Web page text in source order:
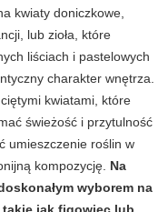
kwiaty doniczkowe,
lub zioła, które
liściach i pastelowych
charakter wnętrza.
kwiatami, które
świeżość i przytulność
umieszczenie roślin w
kompozycję. Na
wyborem na